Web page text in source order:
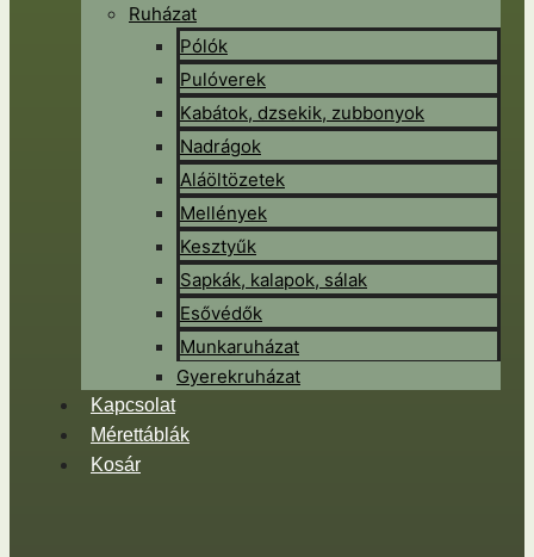
Ruházat
Pólók
Pulóverek
Kabátok, dzsekik, zubbonyok
Nadrágok
Aláöltözetek
Mellények
Kesztyűk
Sapkák, kalapok, sálak
Esővédők
Munkaruházat
Gyerekruházat
Kapcsolat
Mérettáblák
Kosár